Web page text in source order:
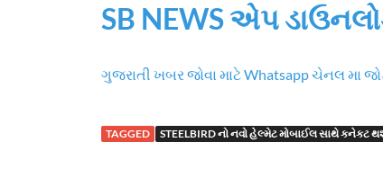
SB NEWS એપ
ગુજરાતી ખબર જોવા માટે Whatsapp ચેનલ મા
TAGGED STEELBIRD નો નવો હેલ્મેટ મોબાઈલ સાથે કનેક્ટ